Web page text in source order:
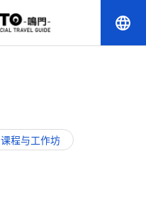
language
课程与工作坊